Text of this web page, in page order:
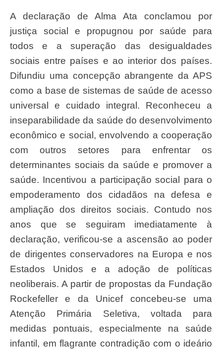
A declaração de Alma Ata conclamou por
justiça social e propugnou por saúde para
todos e a superação das desigualdades
sociais entre países e ao interior dos países.
Difundiu uma concepção abrangente da APS
como a base de sistemas de saúde de acesso
universal e cuidado integral. Reconheceu a
inseparabilidade da saúde do desenvolvimento
econômico e social, envolvendo a cooperação
com outros setores para enfrentar os
determinantes sociais da saúde e promover a
saúde. Incentivou a participação social para o
empoderamento dos cidadãos na defesa e
ampliação dos direitos sociais. Contudo nos
anos que se seguiram imediatamente à
declaração, verificou-se a ascensão ao poder
de dirigentes conservadores na Europa e nos
Estados Unidos e a adoção de políticas
neoliberais. A partir de propostas da Fundação
Rockefeller e da Unicef concebeu-se uma
Atenção Primária Seletiva, voltada para
medidas pontuais, especialmente na saúde
infantil, em flagrante contradição com o ideário